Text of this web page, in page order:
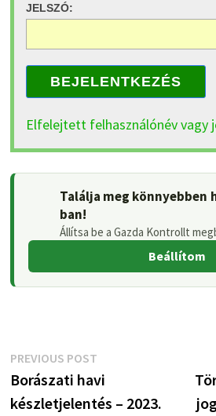
JELSZÓ:
BEJELENTKEZÉS
Elfelejtett felhasználónév vagy
Találja meg könnyebben
ban!
Állítsa be a Gazda Kontrollt
Beállítom
Bejegyzés
navigáció
PREVIOUS POSTPrevious
post:
Borászati havi
készletjelentés – 2023.